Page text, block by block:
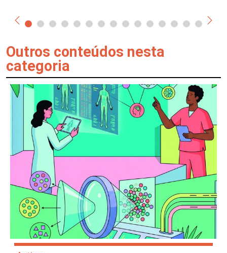
Outros conteúdos nesta
categoria